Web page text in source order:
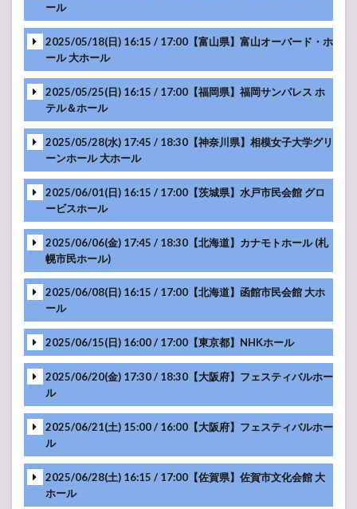
-アンコール-
-アンコール-
-アンコール-
-アンコール-
-アンコール-
-アンコール-
-アンコール-
ール
2025/05/18(日) 16:15 / 17:00【富山県】富山オーバード・ホ
ール 大ホール
2025/05/25(日) 16:15 / 17:00【福岡県】福岡サンパレス ホ
テル＆ホール
-アンコール-
2025/05/28(水) 17:45 / 18:30【神奈川県】相模女子大学グリ
ーンホール 大ホール
2025/06/01(日) 16:15 / 17:00【茨城県】水戸市民会館 グロ
ービスホール
2025/06/06(金) 17:45 / 18:30【北海道】カナモトホール (札
幌市民ホール)
2025/06/08(日) 16:15 / 17:00【北海道】函館市民会館 大ホ
ール
2025/06/15(日) 16:00 / 17:00【東京都】NHKホール
2025/06/20(金) 17:30 / 18:30【大阪府】フェスティバルホー
ル
2025/06/21(土) 15:00 / 16:00【大阪府】フェスティバルホー
ル
2025/06/28(土) 16:15 / 17:00【佐賀県】佐賀市文化会館 大
ホール